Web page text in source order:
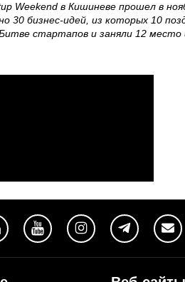
Weekend в Кишиневе прошел в
30 бизнес-идей, из которых 10
стартапов и заняли 12 место